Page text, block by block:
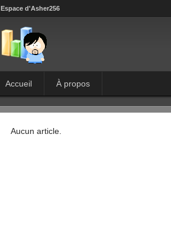
Espace d'Asher256
Accueil À propos
Aucun article.